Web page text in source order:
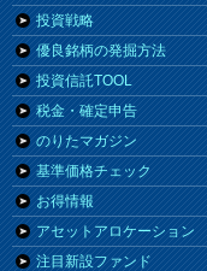
投資戦略
優良銘柄の発掘方法
投資信託TOOL
税金・確定申告
のりたマガジン
基準価格チェック
お得情報
アセットアロケーション
注目新設ファンド